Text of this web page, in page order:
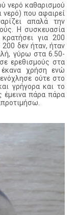
νερό καθαρισμού
νερό) που αφαιρεί
απαλά την
Η συσκευασία
για 200
δεν ήταν, ήταν
γύρω στα 6.50-
ερεθισμούς στα
χρήση ενώ
ούτε στο
γρήγορα και το
έμεινα πάρα πάρα